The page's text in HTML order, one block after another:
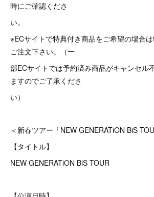
時にご確認くださ
い。
※ECサイトで特典付き商品をご希望の場合
ご注文下さい。（一
部ECサイトでは予約済み商品がキャンセル
ますのでご了承くださ
い）
＜新春ツアー「NEW GENERATiON BiS
【タイトル】
NEW GENERATiON BiS TOUR